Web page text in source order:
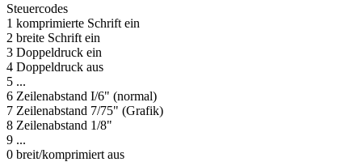
Steuercodes
1 komprimierte Schrift ein
2 breite Schrift ein
3 Doppeldruck ein
4 Doppeldruck aus
5 ...
6 Zeilenabstand I/6" (normal)
7 Zeilenabstand 7/75" (Grafik)
8 Zeilenabstand 1/8"
9 ...
0 breit/komprimiert aus